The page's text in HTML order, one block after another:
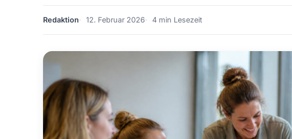
Redaktion 12. Februar 2026 4 min Lesezeit